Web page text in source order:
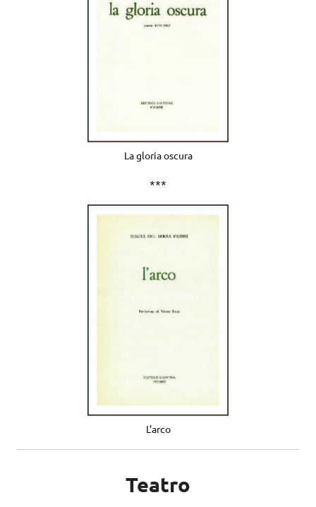
La gloria oscura
***
L’arco
Teatro